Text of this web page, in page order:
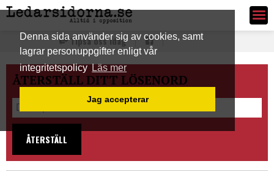
Denna sida använder sig av cookies, samt
lagrar personuppgifter enligt vår
integritetspolicyLäs mer
Jag accepterar
Ledarsidorna.se
Tipsa oss idag
ÅTERSTÄLL DITT LÖSENORD
ÅTERSTÄLL